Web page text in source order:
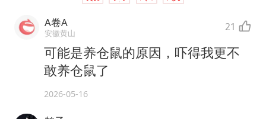
A卷A
安徽黄山 21
可能是养仓鼠的原因，吓得我更不
敢养仓鼠了
2026-05-16